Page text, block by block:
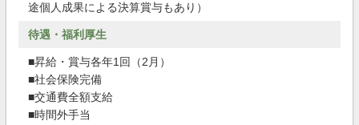
途個人成果による決算賞与もあり）
待遇・福利厚生
■昇給・賞与各年1回（2月）
■社会保険完備
■交通費全額支給
■時間外手当